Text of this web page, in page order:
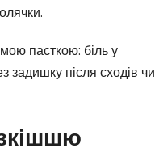
пасткою: біль у
задишку після сходів чи